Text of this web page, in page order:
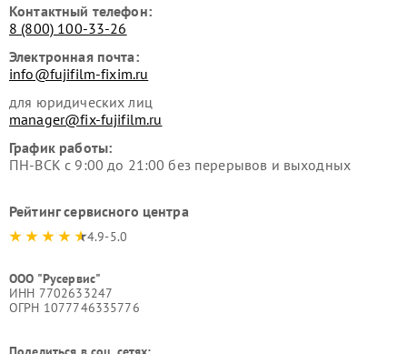
Контактный телефон:
8 (800) 100-33-26
Электронная почта:
info@fujifilm-fixim.ru
для юридических лиц
manager@fix-fujifilm.ru
График работы:
ПН-ВСК с 9:00 до 21:00 без перерывов и выходных
Рейтинг сервисного центра
4.9-5.0
ООО "Русервис"
ИНН 7702633247
ОГРН 1077746335776